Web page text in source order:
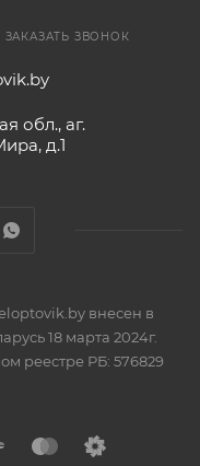
ЗАКАЗАТЬ ЗВОНОК
обл., аг.
д.1
внесен в
18 марта 2024г.
реестре РБ: 576829